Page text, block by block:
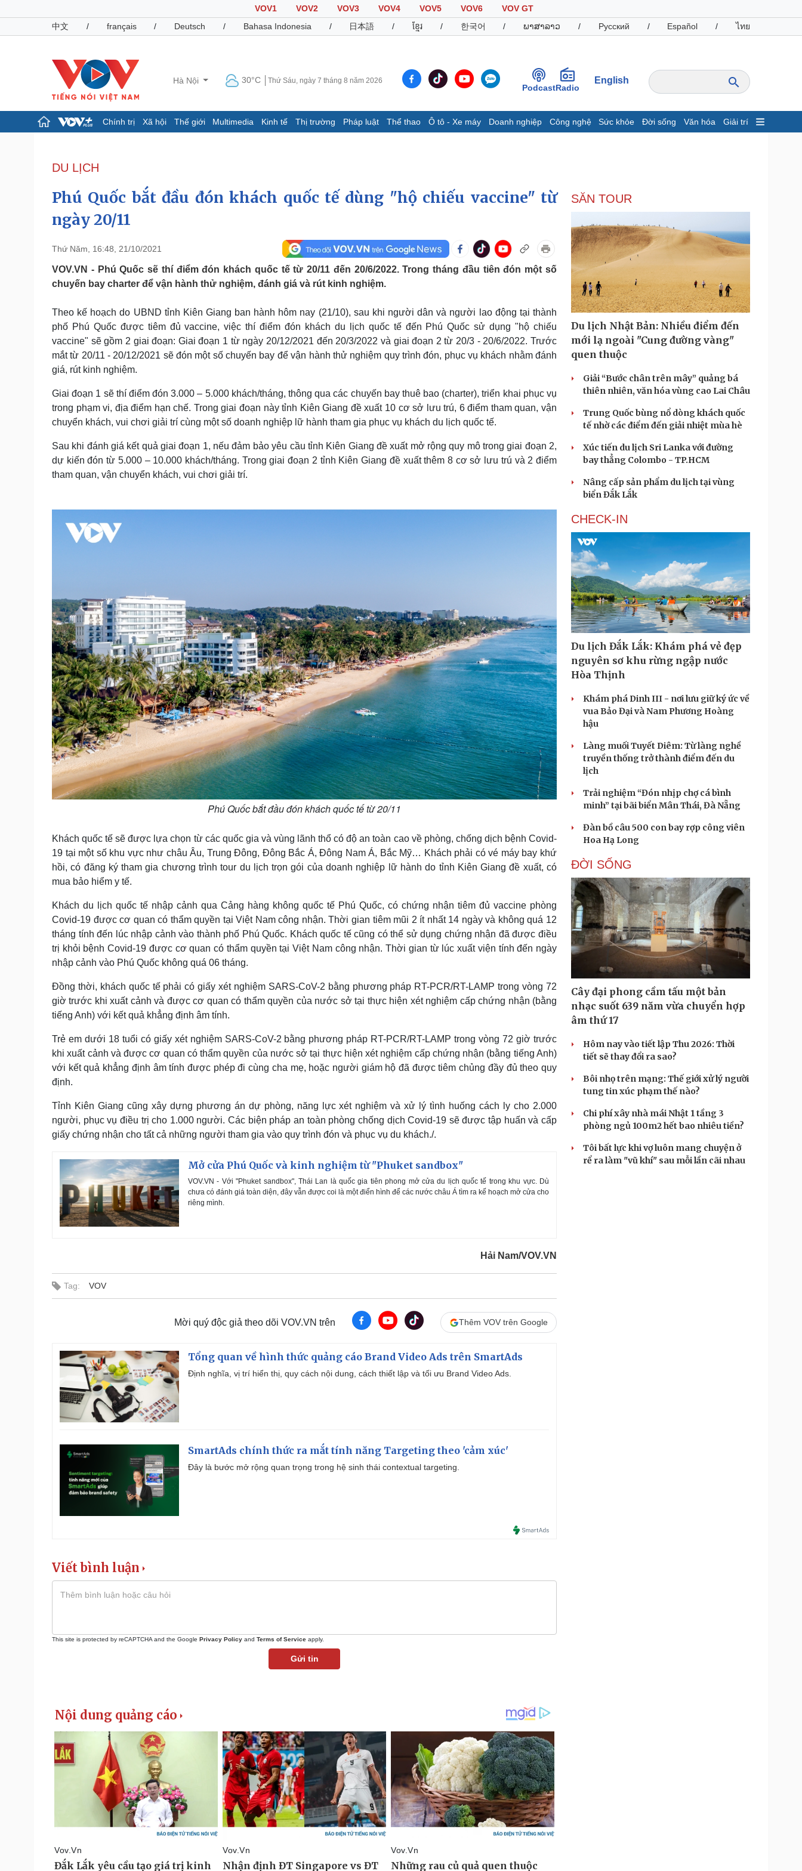
VOV1 VOV2 VOV3 VOV4 VOV5 VOV6
VOV GT
中文
/ français / Deutsch / Bahasa Indonesia / 日本語 / ខ្មែរ / 한국어 / ພາສາລາວ / Русский / Español / ไทย
Hà Nội 30°C Thứ Sáu, ngày 7 tháng 8 năm 2026
PodcastRadio
English
Chính trị Xã hội Thế giới Multimedia Kinh tế Thị trường Pháp luật Thể thao Ô tô - Xe máy Doanh nghiệp Công nghệ Sức khỏe Đời sống Văn hóa Giải trí
Đảng
Tổ chức nhân sự
Nhận diện sự thật
Giáo dục
Dấu ấn VOV
Hồ sơ
E-Magazine
Infographic
Giá cà phê
Pháp luật
Tin nóng
Tư vấn luật
Việt Nam
Phân tích
Thể thao
Lịch thi đấu bóng đá
Thế giới thể thao
Hậu trường
Ô tô - Xe máy
Xe máy
Doanh nghiệp
Thông tin doanh nghiệp
Doanh nghiệp 24h
Doanh nhân
Vì cộng đồng
Công nghệ
Tin Công nghệ
Trải nghiệm
Chuyển đổi số
Sức khỏe
Dinh dưỡng - món ngon
Cây thuốc
Sản phụ khoa
Nam khoa
Làm đẹp - giảm cân
Phòng mạch online
Đời sống
Blog
Văn hóa
Văn học
Giải trí
Nghệ sĩ
Thời trang
Du lịch
Săn Tour
Podcast
Câu chuyện thời sự
Cửa sổ tình yêu
Kể chuyện cho bé
Hạt giống tâm hồn
Cải chính
DU LỊCH
Phú Quốc bắt đầu đón khách quốc tế dùng "hộ chiếu vaccine" từ
ngày 20/11
Thứ Năm, 16:48, 21/10/2021
VOV.VN - Phú Quốc sẽ thí điểm đón khách quốc tế từ 20/11 đến 20/6/2022. Trong tháng đầu tiên đón một số
chuyến bay charter để vận hành thử nghiệm, đánh giá và rút kinh nghiệm.
Theo kế hoạch do UBND tỉnh Kiên Giang ban hành hôm nay (21/10), sau khi người dân và người lao động tại thành
phố Phú Quốc được tiêm đủ vaccine, việc thí điểm đón khách du lịch quốc tế đến Phú Quốc sử dụng "hộ chiếu
vaccine" sẽ gồm 2 giai đoạn: Giai đoạn 1 từ ngày 20/12/2021 đến 20/3/2022 và giai đoạn 2 từ 20/3 - 20/6/2022. Trước
mắt từ 20/11 - 20/12/2021 sẽ đón một số chuyến bay để vận hành thử nghiệm quy trình đón, phục vụ khách nhằm đánh
giá, rút kinh nghiệm.
Giai đoạn 1 sẽ thí điểm đón 3.000 – 5.000 khách/tháng, thông qua các chuyến bay thuê bao (charter), triển khai phục vụ
trong phạm vi, địa điểm hạn chế. Trong giai đoạn này tỉnh Kiên Giang đề xuất 10 cơ sở lưu trú, 6 điểm tham quan, vận
chuyển khách, vui chơi giải trí cùng một số doanh nghiệp lữ hành tham gia phục vụ khách du lịch quốc tế.
Sau khi đánh giá kết quả giai đoạn 1, nếu đảm bảo yêu cầu tỉnh Kiên Giang đề xuất mở rộng quy mô trong giai đoạn 2,
dự kiến đón từ 5.000 – 10.000 khách/tháng. Trong giai đoạn 2 tỉnh Kiên Giang đề xuất thêm 8 cơ sở lưu trú và 2 điểm
tham quan, vận chuyển khách, vui chơi giải trí.
Phú Quốc bắt đầu đón khách quốc tế từ 20/11
Khách quốc tế sẽ được lựa chọn từ các quốc gia và vùng lãnh thổ có độ an toàn cao về phòng, chống dịch bệnh Covid-
19 tại một số khu vực như châu Âu, Trung Đông, Đông Bắc Á, Đông Nam Á, Bắc Mỹ… Khách phải có vé máy bay khứ
hồi, có đăng ký tham gia chương trình tour du lịch trọn gói của doanh nghiệp lữ hành do tỉnh Kiên Giang đề xuất, có
mua bảo hiểm y tế.
Khách du lịch quốc tế nhập cảnh qua Cảng hàng không quốc tế Phú Quốc, có chứng nhận tiêm đủ vaccine phòng
Covid-19 được cơ quan có thẩm quyền tại Việt Nam công nhận. Thời gian tiêm mũi 2 ít nhất 14 ngày và không quá 12
tháng tính đến lúc nhập cảnh vào thành phố Phú Quốc. Khách quốc tế cũng có thể sử dụng chứng nhận đã được điều
trị khỏi bệnh Covid-19 được cơ quan có thẩm quyền tại Việt Nam công nhận. Thời gian từ lúc xuất viện tính đến ngày
nhập cảnh vào Phú Quốc không quá 06 tháng.
Đồng thời, khách quốc tế phải có giấy xét nghiệm SARS-CoV-2 bằng phương pháp RT-PCR/RT-LAMP trong vòng 72
giờ trước khi xuất cảnh và được cơ quan có thẩm quyền của nước sở tại thực hiện xét nghiệm cấp chứng nhận (bằng
tiếng Anh) với kết quả khẳng định âm tính.
Trẻ em dưới 18 tuổi có giấy xét nghiệm SARS-CoV-2 bằng phương pháp RT-PCR/RT-LAMP trong vòng 72 giờ trước
khi xuất cảnh và được cơ quan có thẩm quyền của nước sở tại thực hiện xét nghiệm cấp chứng nhận (bằng tiếng Anh)
với kết quả khẳng định âm tính được phép đi cùng cha mẹ, hoặc người giám hộ đã được tiêm chủng đầy đủ theo quy
định.
Tỉnh Kiên Giang cũng xây dựng phương án dự phòng, năng lực xét nghiệm và xử lý tình huống cách ly cho 2.000
người, phục vụ điều trị cho 1.000 người. Các biện pháp an toàn phòng chống dịch Covid-19 sẽ được tập huấn và cấp
giấy chứng nhận cho tất cả những người tham gia vào quy trình đón và phục vụ du khách./.
Mở cửa Phú Quốc và kinh nghiệm từ "Phuket sandbox"
VOV.VN - Với "Phuket sandbox", Thái Lan là quốc gia tiên phong mở cửa du lịch quốc tế trong khu vực. Dù
chưa có đánh giá toàn diện, đây vẫn được coi là một điển hình để các nước châu Á tìm ra kế hoạch mở cửa cho
riêng mình.
Hải Nam/VOV.VN
Tag: VOV
Mời quý độc giả theo dõi VOV.VN trên Thêm VOV trên Google
Tổng quan về hình thức quảng cáo Brand Video Ads trên SmartAds
Định nghĩa, vị trí hiển thị, quy cách nội dung, cách thiết lập và tối ưu Brand Video Ads.
SmartAds chính thức ra mắt tính năng Targeting theo 'cảm xúc'
Đây là bước mở rộng quan trọng trong hệ sinh thái contextual targeting.
Viết bình luận
This site is protected by reCAPTCHA and the Google Privacy Policy and Terms of Service apply.
Gửi tin
SĂN TOUR
Du lịch Nhật Bản: Nhiều điểm đến
mới lạ ngoài "Cung đường vàng"
quen thuộc
Giải “Bước chân trên mây” quảng bá
thiên nhiên, văn hóa vùng cao Lai Châu
Trung Quốc bùng nổ dòng khách quốc
tế nhờ các điểm đến giải nhiệt mùa hè
Xúc tiến du lịch Sri Lanka với đường
bay thẳng Colombo - TP.HCM
Nâng cấp sản phẩm du lịch tại vùng
biển Đắk Lắk
CHECK-IN
Du lịch Đắk Lắk: Khám phá vẻ đẹp
nguyên sơ khu rừng ngập nước
Hòa Thịnh
Khám phá Dinh III - nơi lưu giữ ký ức về
vua Bảo Đại và Nam Phương Hoàng
hậu
Làng muối Tuyết Diêm: Từ làng nghề
truyền thống trở thành điểm đến du
lịch
Trải nghiệm “Đón nhịp chợ cá bình
minh” tại bãi biển Mân Thái, Đà Nẵng
Đàn bồ câu 500 con bay rợp công viên
Hoa Hạ Long
ĐỜI SỐNG
Cây đại phong cầm tấu một bản
nhạc suốt 639 năm vừa chuyển hợp
âm thứ 17
Hôm nay vào tiết lập Thu 2026: Thời
tiết sẽ thay đổi ra sao?
Bôi nhọ trên mạng: Thế giới xử lý người
tung tin xúc phạm thế nào?
Chi phí xây nhà mái Nhật 1 tầng 3
phòng ngủ 100m2 hết bao nhiêu tiền?
Tôi bất lực khi vợ luôn mang chuyện ở
rể ra làm "vũ khí" sau mỗi lần cãi nhau